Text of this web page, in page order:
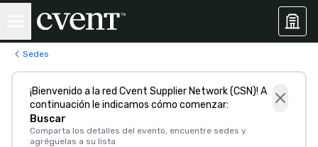
Sedes
¡Bienvenido a la red Cvent Supplier Network (CSN)! A
continuación le indicamos cómo comenzar:
Buscar
Comparta los detalles del evento, encuentre sedes y
agréguelas a su lista